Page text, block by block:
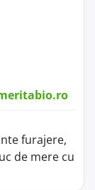
furajere,
de mere cu